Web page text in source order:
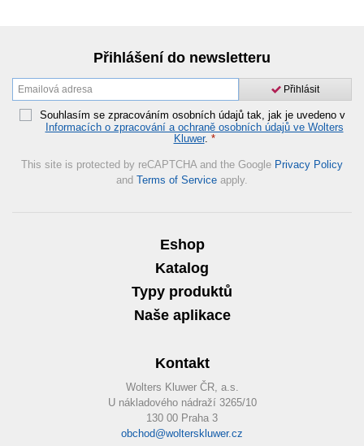
Přihlášení do newsletteru
Přihlásit
Souhlasím se zpracováním osobních údajů tak, jak je uvedeno v
Informacích o zpracování a ochraně osobních údajů ve Wolters
Kluwer. *
This site is protected by reCAPTCHA and the Google Privacy Policy
and Terms of Service apply.
Eshop
Katalog
Typy produktů
Naše aplikace
Kontakt
Wolters Kluwer ČR, a.s.
U nákladového nádraží 3265/10
130 00 Praha 3
obchod@wolterskluwer.cz